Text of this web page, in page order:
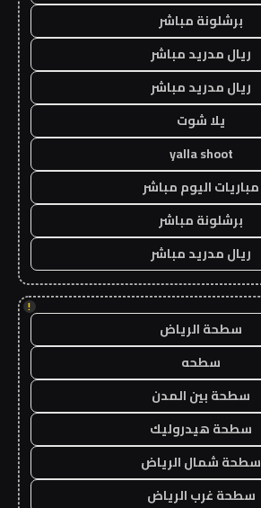
برشلونة مباشر
ريال مدريد مباشر
ريال مدريد مباشر
يلا شوت
yalla shoot
مباريات اليوم مباشر
برشلونة مباشر
ريال مدريد مباشر
!
سطحة الرياض
سطحه
سطحة بين المدن
سطحة هيدروليك
سطحة شمال الرياض
سطحة غرب الرياض